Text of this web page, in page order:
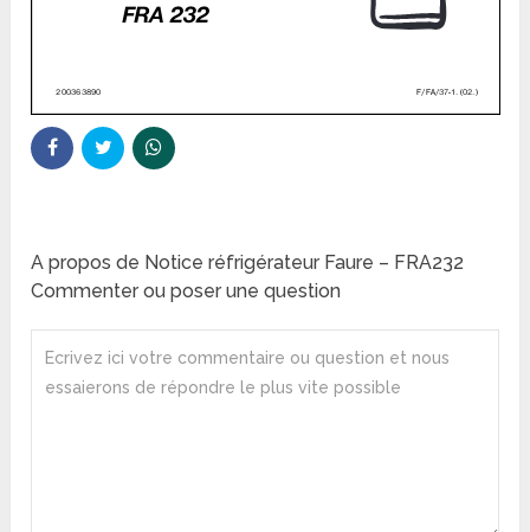
A propos de Notice réfrigérateur Faure – FRA232
Commenter ou poser une question